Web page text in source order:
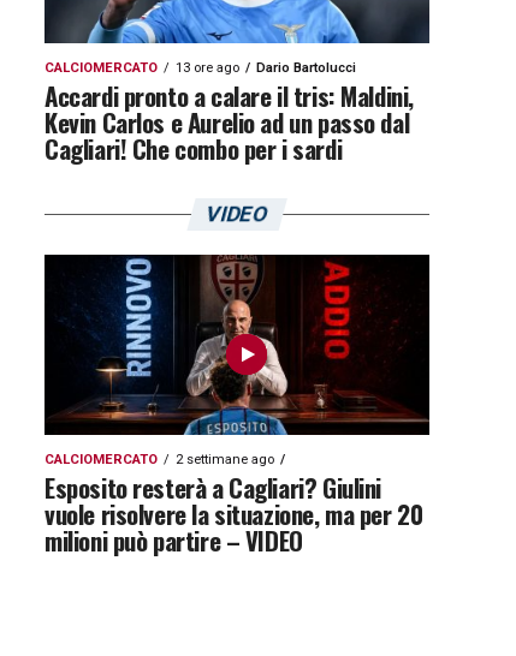
CALCIOMERCATO 13 ore ago Dario Bartolucci
Accardi pronto a calare il tris: Maldini,
Kevin Carlos e Aurelio ad un passo dal
Cagliari! Che combo per i sardi
VIDEO
CALCIOMERCATO 2 settimane ago
Esposito resterà a Cagliari? Giulini
vuole risolvere la situazione, ma per 20
milioni può partire – VIDEO